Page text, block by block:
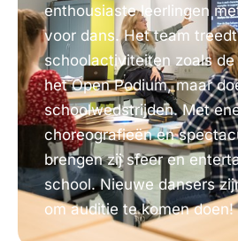
enthousiaste leerlingen
voor dans. Het team
schoolactiviteiten zoals de
het Open Podium, maar
schoolwedstrijden. Met
choreografieën en
brengen zij sfeer en
school. Nieuwe dansers
om auditie te komen doen!